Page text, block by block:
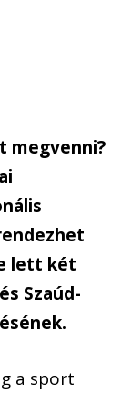
megvenni?
lett két
Szaúd-
g a sport